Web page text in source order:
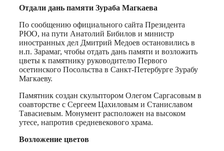
Отдали дань памяти Зураба Магкаева
По сообщению официального сайта Президента
РЮО, на пути Анатолий Бибилов и министр
иностранных дел Дмитрий Медоев остановились в
н.п. Зарамаг, чтобы отдать дань памяти и возложить
цветы к памятнику руководителю Первого
осетинского Посольства в Санкт-Петербурге Зурабу
Магкаеву.
Памятник создан скульптором Олегом Саргасовым в
соавторстве с Сергеем Цахиловым и Станиславом
Тавасиевым. Монумент расположен на высоком
утесе, напротив средневекового храма.
Возложение цветов